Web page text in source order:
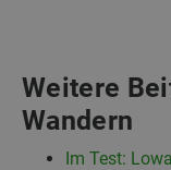
Weitere
Wandern
Im Test: